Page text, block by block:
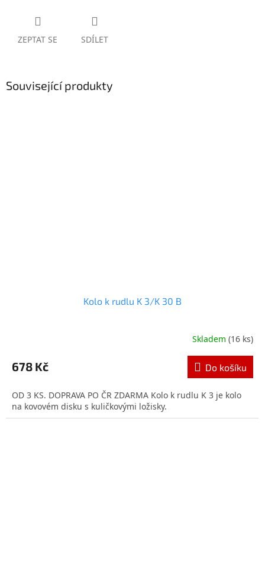
ZEPTAT SE SDÍLET
Související produkty
Kolo k rudlu K 3/K 30 B
produktu
je
z
5
hvězdiček.
Skladem(16 ks)
678 Kč Do košíku
OD 3 KS. DOPRAVA PO ČR ZDARMA Kolo k rudlu K 3 je kolo
na kovovém disku s kuličkovými ložisky.